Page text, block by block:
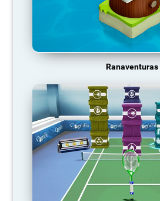
Ranaventuras